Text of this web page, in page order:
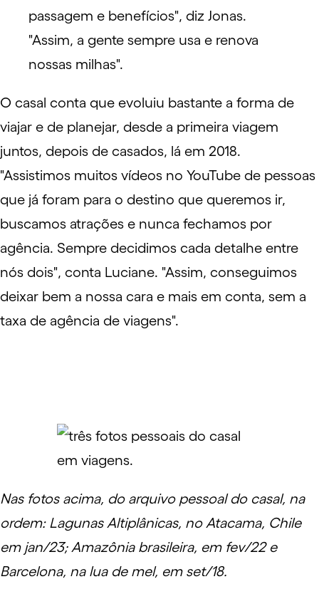
passagem e benefícios", diz Jonas.
"Assim, a gente sempre usa e renova
nossas milhas".
O casal conta que evoluiu bastante a forma de
viajar e de planejar, desde a primeira viagem
juntos, depois de casados, lá em 2018.
"Assistimos muitos vídeos no YouTube de pessoas
que já foram para o destino que queremos ir,
buscamos atrações e nunca fechamos por
agência. Sempre decidimos cada detalhe entre
nós dois", conta Luciane. "Assim, conseguimos
deixar bem a nossa cara e mais em conta, sem a
taxa de agência de viagens".
Nas fotos acima, do arquivo pessoal do casal, na
ordem: Lagunas Altiplânicas, no Atacama, Chile
em jan/23; Amazônia brasileira, em fev/22 e
Barcelona, na lua de mel, em set/18.